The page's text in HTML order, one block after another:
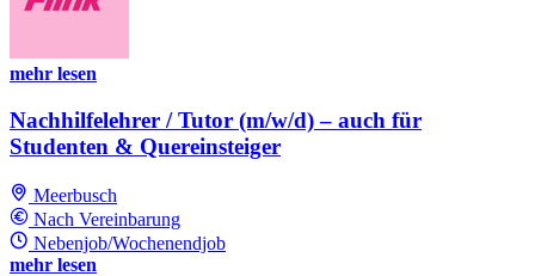
mehr lesen
Nachhilfelehrer / Tutor (m/w/d) – auch für
Studenten & Quereinsteiger
Meerbusch
Nach Vereinbarung
Nebenjob/Wochenendjob
mehr lesen